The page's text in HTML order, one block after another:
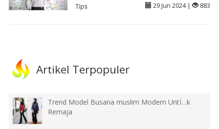
Tips 29 Jun 2024 | 883
Artikel Terpopuler
Trend Model Busana muslim Modern UntÏ…k
Remaja